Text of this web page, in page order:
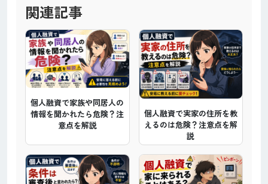
関連記事
個人融資で家族や同居人の
情報を聞かれたら危険？注
意点を解説
個人融資で実家の住所を教
えるのは危険？注意点を解
説